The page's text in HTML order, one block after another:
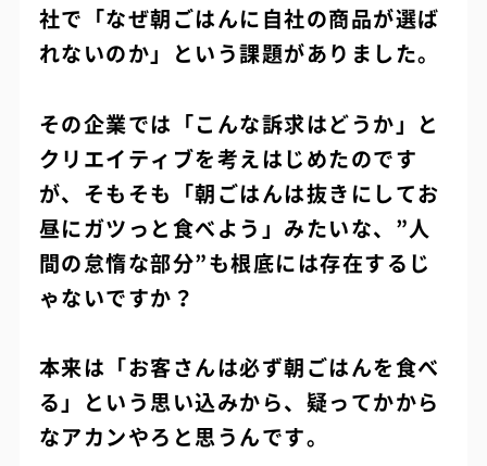
社で「なぜ朝ごはんに自社の商品が選ば
れないのか」という課題がありました。
その企業では「こんな訴求はどうか」と
クリエイティブを考えはじめたのです
が、そもそも「朝ごはんは抜きにしてお
昼にガツっと食べよう」みたいな、”人
間の怠惰な部分”も根底には存在するじ
ゃないですか？
本来は「お客さんは必ず朝ごはんを食べ
る」という思い込みから、疑ってかから
なアカンやろと思うんです。